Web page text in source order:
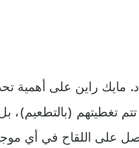
راين على أهمية
تغطيتهم
على اللقاح في أي